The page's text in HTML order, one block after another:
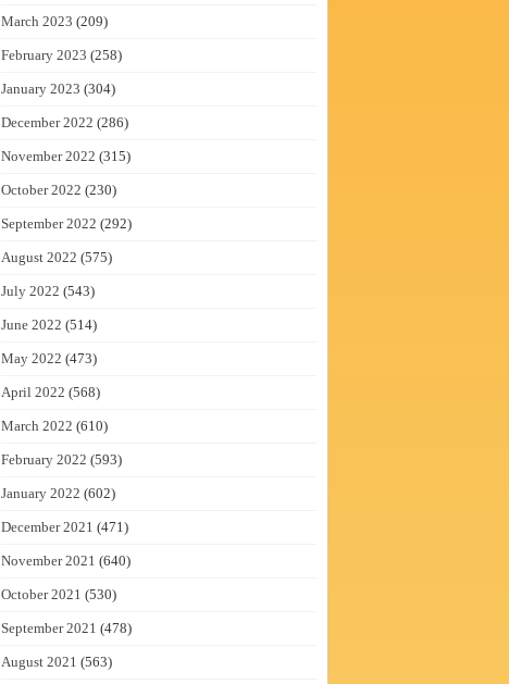
March 2023 (209)
February 2023 (258)
January 2023 (304)
December 2022 (286)
November 2022 (315)
October 2022 (230)
September 2022 (292)
August 2022 (575)
July 2022 (543)
June 2022 (514)
May 2022 (473)
April 2022 (568)
March 2022 (610)
February 2022 (593)
January 2022 (602)
December 2021 (471)
November 2021 (640)
October 2021 (530)
September 2021 (478)
August 2021 (563)